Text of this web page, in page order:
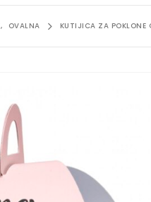
, OVALNA KUTIJICA ZA POKLONE